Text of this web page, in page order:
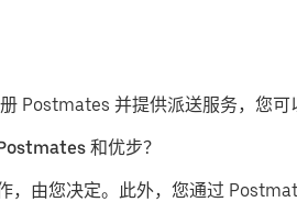
Postmates 并提供派送服务，您可
和优步？
，由您决定。此外，您通过